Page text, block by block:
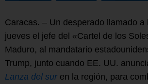
Caracas. – Un desperado llamado a
jueves el jefe del «Cartel de los
Maduro, al mandatario
Trump, junto cuando EE. UU.
Lanza del suren la región, para